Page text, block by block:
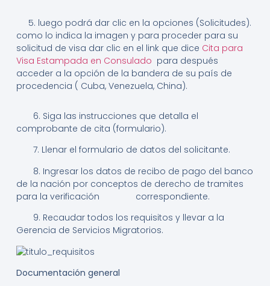
5. luego podrá dar clic en la opciones (Solicitudes).
como lo indica la imagen y para proceder para su
solicitud de visa dar clic en el link que dice Cita para
Visa Estampada en Consulado para después
acceder a la opción de la bandera de su país de
procedencia ( Cuba, Venezuela, China).
6. Siga las instrucciones que detalla el
comprobante de cita (formulario).
7. Llenar el formulario de datos del solicitante.
8. Ingresar los datos de recibo de pago del banco
de la nación por conceptos de derecho de tramites
para la verificación correspondiente.
9. Recaudar todos los requisitos y llevar a la
Gerencia de Servicios Migratorios.
Documentación general